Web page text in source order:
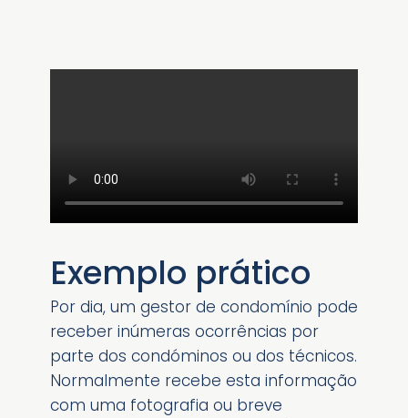
Exemplo prático
Por dia, um gestor de condomínio pode
receber inúmeras ocorrências por
parte dos condóminos ou dos técnicos.
Normalmente recebe esta informação
com uma fotografia ou breve